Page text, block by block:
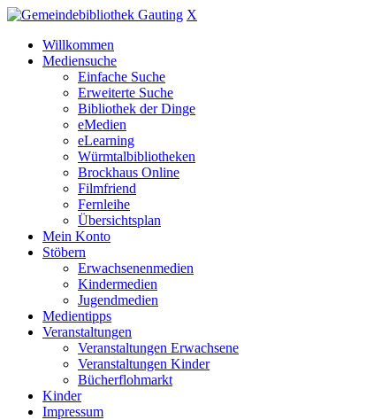
X
Willkommen
Mediensuche
Einfache Suche
Erweiterte Suche
Bibliothek der Dinge
eMedien
eLearning
Würmtalbibliotheken
Brockhaus Online
Filmfriend
Fernleihe
Übersichtsplan
Mein Konto
Stöbern
Erwachsenenmedien
Kindermedien
Jugendmedien
Medientipps
Veranstaltungen
Veranstaltungen Erwachsene
Veranstaltungen Kinder
Bücherflohmarkt
Kinder
Impressum